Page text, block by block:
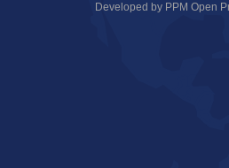
Developed by PPM Open